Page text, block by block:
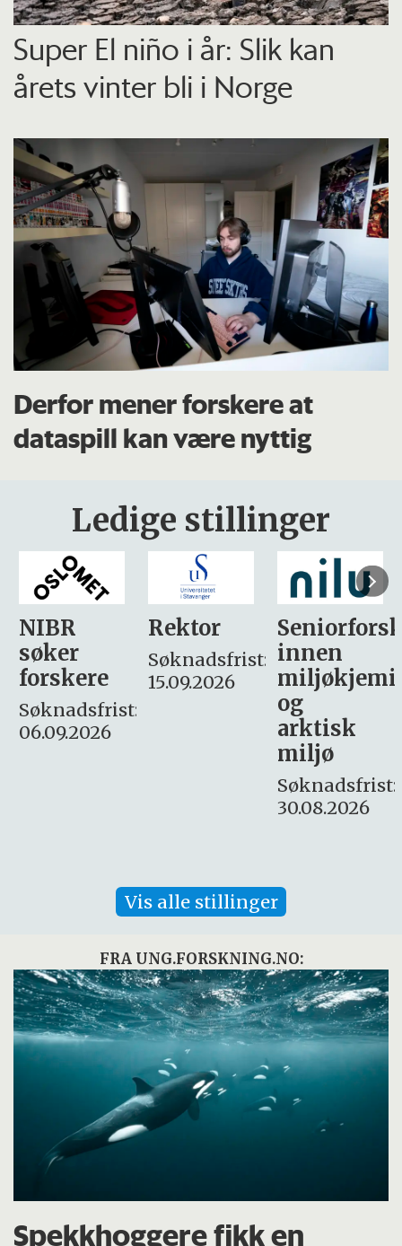
Super El niño i år: Slik kan
årets vinter bli i Norge
Derfor mener forskere at
dataspill kan være nyttig
Ledige stillinger
Rektor
Søknadsfrist:
15.09.2026
Seniorforsker
innen
miljøkjemi
søker
– fast
Søknadsfrist:
16. august.
Vis alle stillinger
FRA UNG.FORSKNING.NO:
Spekkhoggere fikk en